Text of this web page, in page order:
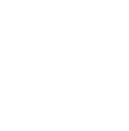
北联合大学、中国矿业大学、辽宁石油化